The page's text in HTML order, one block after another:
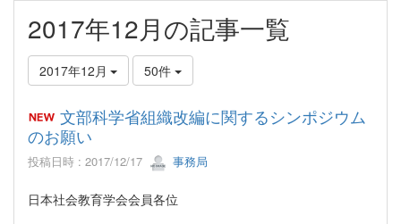
2017年12月の記事一覧
2017年12月 50件
文部科学省組織改編に関するシンポジウム
のお願い
投稿日時 : 2017/12/17 事務局
日本社会教育学会会員各位